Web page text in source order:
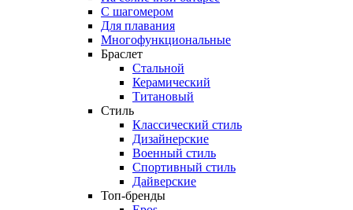
С шагомером
Для плавания
Многофункциональные
Браслет
Стальной
Керамический
Титановый
Стиль
Классический стиль
Дизайнерские
Военный стиль
Спортивный стиль
Дайверские
Топ-бренды